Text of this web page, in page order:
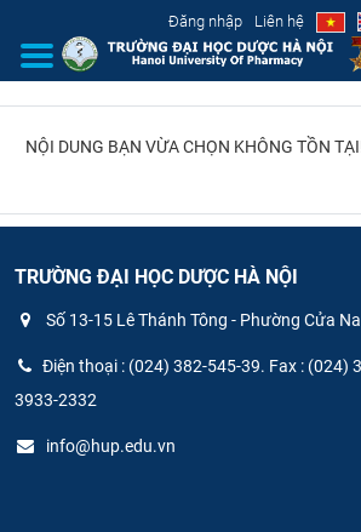
Đăng nhập Liên hệ
GIỚI THIỆU
CƠ CẤU TỔ CHỨC
TUYỂN SINH
ĐẢM BẢO CHẤT LƯỢNG
KHOA HỌC CÔNG NGHỆ
NỘI DUNG BẠN VỪA CHỌN KHÔNG TỒN
TRƯỜNG ĐẠI HỌC DƯỢC HÀ NỘI
Số 13-15 Lê Thánh Tông - Phường Cửa
Điện thoại : (024) 382-545-39. Fax : (024)
3933-2332
info@hup.edu.vn